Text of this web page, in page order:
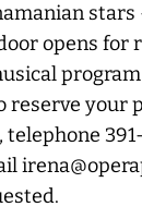
door opens
reserve your